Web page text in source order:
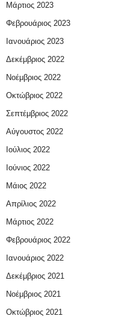
Μάρτιος 2023
Φεβρουάριος 2023
Ιανουάριος 2023
Δεκέμβριος 2022
Νοέμβριος 2022
Οκτώβριος 2022
Σεπτέμβριος 2022
Αύγουστος 2022
Ιούλιος 2022
Ιούνιος 2022
Μάιος 2022
Απρίλιος 2022
Μάρτιος 2022
Φεβρουάριος 2022
Ιανουάριος 2022
Δεκέμβριος 2021
Νοέμβριος 2021
Οκτώβριος 2021